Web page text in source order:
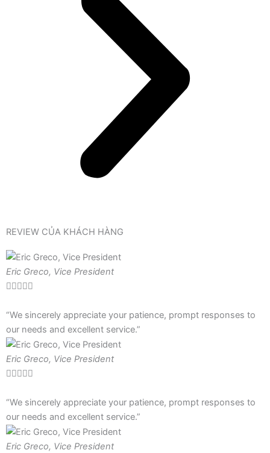
REVIEW CỦA KHÁCH HÀNG
Eric Greco, Vice President
    
“We sincerely appreciate your patience, prompt responses to
our needs and excellent service.”
Eric Greco, Vice President
    
“We sincerely appreciate your patience, prompt responses to
our needs and excellent service.”
Eric Greco, Vice President